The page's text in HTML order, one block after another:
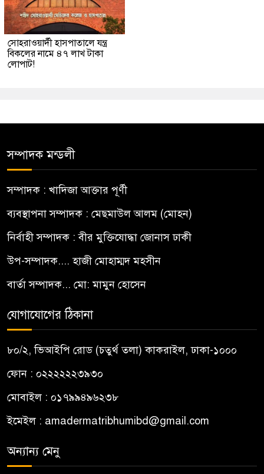
সোহরাওয়ার্দী হাসপাতালে যন্ত্র
বিকলের নামে ৪৭ লাখ টাকা
লোপাট!
সম্পাদক মন্ডলী
সম্পাদক : খাদিজা আক্তার পূর্ণী
ব্যবস্থাপনা সম্পাদক : মেছমাউল আলম (মোহন)
নির্বাহী সম্পাদক : বীর মুক্তিযোদ্ধা জোনাস ঢাকী
উপ-সম্পাদক.... হাজী মোহাম্মদ মহসীন
বার্তা সম্পাদক... মো: মামুন হোসেন
যোগাযোগের ঠিকানা
৮০/২, ভিআইপি রোড (চতুর্থ তলা) কাকরাইল, ঢাকা-১০০০
ফোন : ০২২২২২২৩৯৩০
মোবাইল : ০১৭৯৯৪৯৬২৩৮
ইমেইল : amadermatribhumibd@gmail.com
অন্যান্য মেনু